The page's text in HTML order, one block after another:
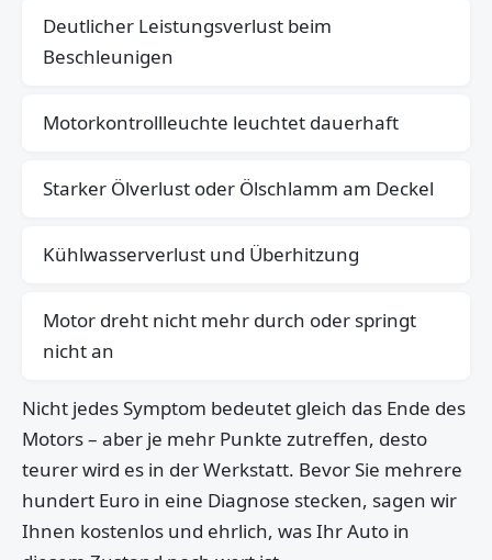
Deutlicher Leistungsverlust beim
Beschleunigen
Motorkontrollleuchte leuchtet dauerhaft
Starker Ölverlust oder Ölschlamm am Deckel
Kühlwasserverlust und Überhitzung
Motor dreht nicht mehr durch oder springt
nicht an
Nicht jedes Symptom bedeutet gleich das Ende des
Motors – aber je mehr Punkte zutreffen, desto
teurer wird es in der Werkstatt. Bevor Sie mehrere
hundert Euro in eine Diagnose stecken, sagen wir
Ihnen kostenlos und ehrlich, was Ihr Auto in